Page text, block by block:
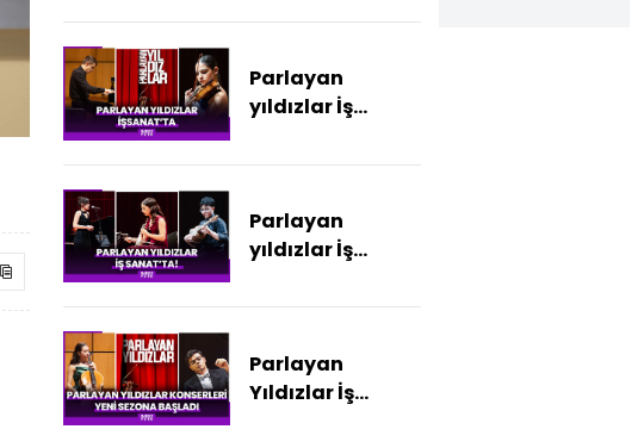
Parlayan
yıldızlar İş
Parlayan
yıldızlar İş
Parlayan
Yıldızlar İş